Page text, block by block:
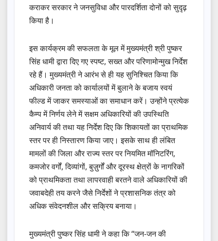
कराकर सरकार ने जनसुविधा और पारदर्शिता दोनों को सुदृढ़
किया है।
इस कार्यक्रम की सफलता के मूल में मुख्यमंत्री श्री पुष्कर
सिंह धामी द्वारा दिए गए स्पष्ट, सख्त और परिणामोन्मुख निर्देश
रहे हैं। मुख्यमंत्री ने आरंभ से ही यह सुनिश्चित किया कि
अधिकारी जनता को कार्यालयों में बुलाने के बजाय स्वयं
फील्ड में जाकर समस्याओं का समाधान करें। उन्होंने प्रत्येक
कैम्प में निर्णय लेने में सक्षम अधिकारियों की उपस्थिति
अनिवार्य की तथा यह निर्देश दिए कि शिकायतों का प्राथमिक
स्तर पर ही निस्तारण किया जाए। इसके साथ ही लंबित
मामलों की जिला और राज्य स्तर पर नियमित मॉनिटरिंग,
कमजोर वर्गों, दिव्यांगों, बुज़ुर्गों और दूरस्थ क्षेत्रों के नागरिकों
को प्राथमिकता तथा लापरवाही बरतने वाले अधिकारियों की
जवाबदेही तय करने जैसे निर्देशों ने प्रशासनिक तंत्र को
अधिक संवेदनशील और सक्रिय बनाया।
मुख्यमंत्री पुष्कर सिंह धामी ने कहा कि “जन-जन की